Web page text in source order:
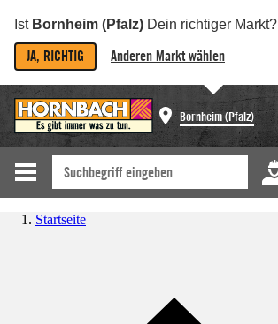
Ist Bornheim (Pfalz) Dein richtiger Markt?
JA, RICHTIG Anderen Markt wählen
Bornheim (Pfalz)
Startseite